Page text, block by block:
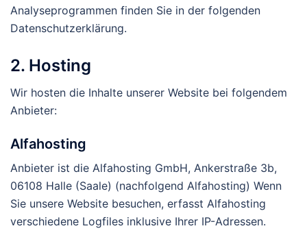
Analyseprogrammen finden Sie in der folgenden
Datenschutzerklärung.
2. Hosting
Wir hosten die Inhalte unserer Website bei folgendem
Anbieter:
Alfahosting
Anbieter ist die Alfahosting GmbH, Ankerstraße 3b,
06108 Halle (Saale) (nachfolgend Alfahosting) Wenn
Sie unsere Website besuchen, erfasst Alfahosting
verschiedene Logfiles inklusive Ihrer IP-Adressen.